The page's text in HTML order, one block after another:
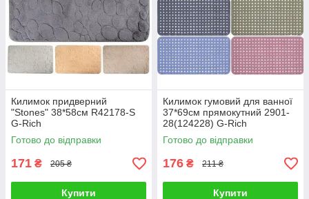
Килимок придверний
"Stones" 38*58см R42178-S
G-Rich
Готово до відправки
171 ₴ 205 ₴
Купити
Килимок гумовий для ванної
37*69см прямокутний 2901-
28(124228) G-Rich
Готово до відправки
176 ₴ 211 ₴
Купити